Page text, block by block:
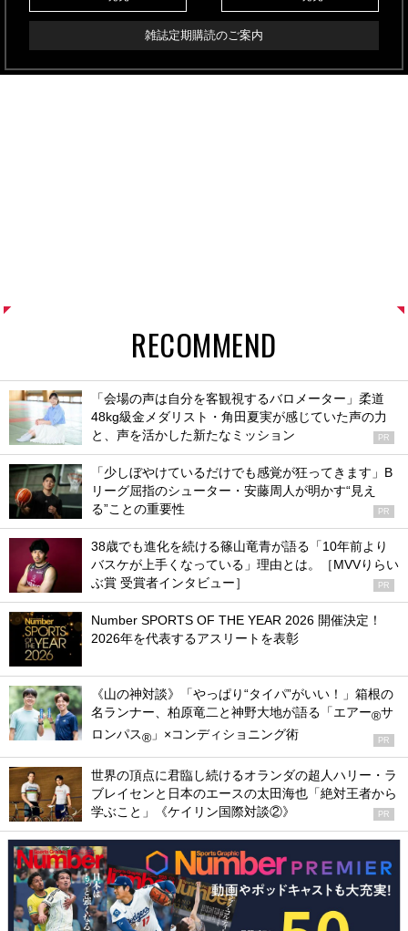
雑誌定期購読のご案内
RECOMMEND
「会場の声は自分を客観視するバロメーター」柔道
48kg級金メダリスト・角田夏実が感じていた声の力
と、声を活かした新たなミッション
PR
「少しぼやけているだけでも感覚が狂ってきます」B
リーグ屈指のシューター・安藤周人が明かす“見え
る”ことの重要性
PR
38歳でも進化を続ける篠山竜青が語る「10年前より
バスケが上手くなっている」理由とは。［MVVりらい
ぶ賞 受賞者インタビュー］
PR
Number SPORTS OF THE YEAR 2026 開催決定！
2026年を代表するアスリートを表彰
《山の神対談》「やっぱり“タイパ”がいい！」箱根の
名ランナー、柏原竜二と神野大地が語る「エアー®サ
ロンパス® 」×コンディショニング術 PR
世界の頂点に君臨し続けるオランダの超人ハリー・ラ
ブレイセンと日本のエースの太田海也「絶対王者から
学ぶこと」《ケイリン国際対談②》
PR